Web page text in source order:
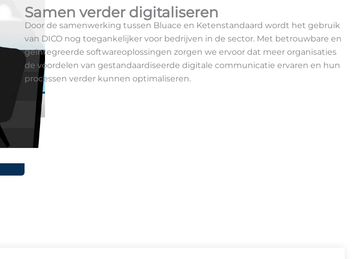
Samen verder digitaliseren
Door de samenwerking tussen Bluace en Ketenstandaard wordt het gebruik
van DICO nog toegankelijker voor bedrijven in de sector. Met betrouwbare en
geïntegreerde softwareoplossingen zorgen we ervoor dat meer organisaties
de voordelen van gestandaardiseerde digitale communicatie ervaren en hun
processen verder kunnen optimaliseren.